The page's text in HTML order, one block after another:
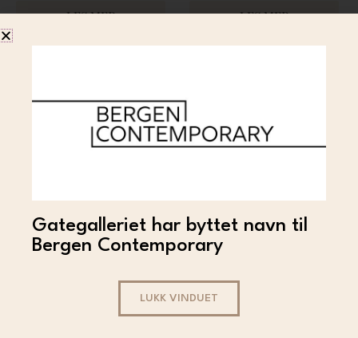
3 500
LES MER 3 000
LES MER
HAREM
Harem – Animal (83×100)
Gategalleriet har byttet navn til
Bergen Contemporary
LUKK VINDUET